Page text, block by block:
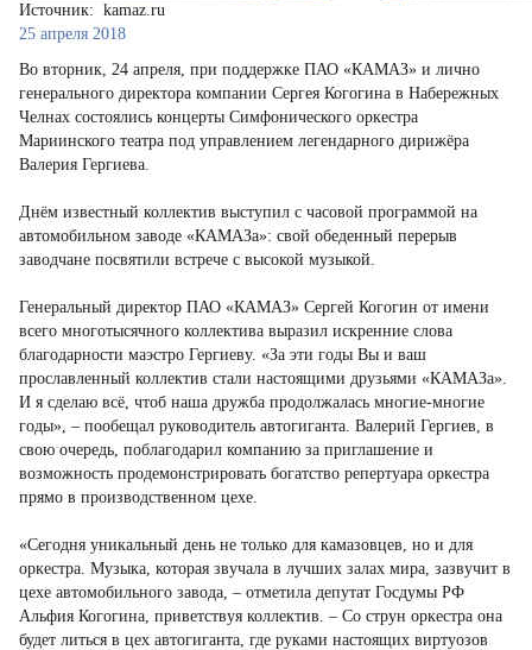
Источник: kamaz.ru
25 апреля 2018
Во вторник, 24 апреля, при поддержке ПАО «КАМАЗ» и лично
генерального директора компании Сергея Когогина в Набережных
Челнах состоялись концерты Симфонического оркестра
Мариинского театра под управлением легендарного дирижёра
Валерия Гергиева.
Днём известный коллектив выступил с часовой программой на
автомобильном заводе «КАМАЗа»: свой обеденный перерыв
заводчане посвятили встрече с высокой музыкой.
Генеральный директор ПАО «КАМАЗ» Сергей Когогин от имени
всего многотысячного коллектива выразил искренние слова
благодарности маэстро Гергиеву. «За эти годы Вы и ваш
прославленный коллектив стали настоящими друзьями «КАМАЗа».
И я сделаю всё, чтоб наша дружба продолжалась многие-многие
годы», – пообещал руководитель автогиганта. Валерий Гергиев, в
свою очередь, поблагодарил компанию за приглашение и
возможность продемонстрировать богатство репертуара оркестра
прямо в производственном цехе.
«Сегодня уникальный день не только для камазовцев, но и для
оркестра. Музыка, которая звучала в лучших залах мира, зазвучит в
цехе автомобильного завода, – отметила депутат Госдумы РФ
Альфия Когогина, приветствуя коллектив. – Со струн оркестра она
будет литься в цех автогиганта, где руками настоящих виртуозов